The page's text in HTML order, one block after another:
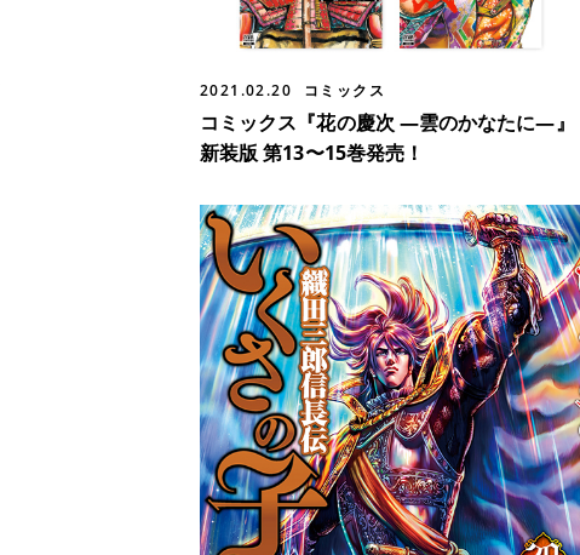
2021.02.20 コミックス
コミックス『花の慶次 ―雲のかなたに―』
新装版 第13〜15巻発売！